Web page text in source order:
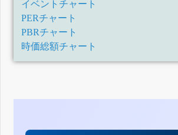
イベントチャート
PERチャート
PBRチャート
時価総額チャート